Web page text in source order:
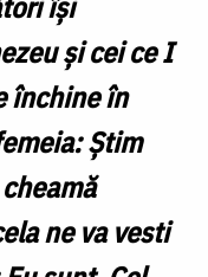
şi cei ce I
închine în
Ştim
ne va vesti